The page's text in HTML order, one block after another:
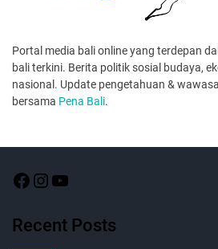
Portal media bali online yang terdepan
bali terkini. Berita politik sosial budaya,
nasional. Update pengetahuan &
bersama Pena Bali.
Recent Posts